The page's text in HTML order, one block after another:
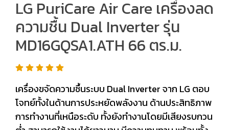
LG PuriCare Air Care เครื่องลด
ความชื้น Dual Inverter รุ่น
MD16GQSA1.ATH 66 ตร.ม.
เครื่องขจัดความชื้นระบบ Dual Inverter จาก LG ตอบ
โจทย์ทั้งในด้านการประหยัดพลังงาน ด้านประสิทธิภาพ
การทำงานที่เหนือระดับ ทั้งยังทำงานโดยมีเสียงรบกวน